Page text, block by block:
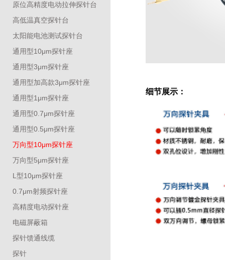
原位高精度电动拉伸探针台
高低温真空探针台
太阳能电池测试探针台
通用型10μm探针座
通用型3μm探针座
通用型加高款3μm探针座
通用型1μm探针座
通用型0.7μm探针座
通用型0.5μm探针座
万向型10μm探针座
万向型5μm探针座
L型10μm探针座
0.7μm射频探针座
高精度电动探针座
电磁屏蔽箱
探针馈通线缆
探针
细节展示：